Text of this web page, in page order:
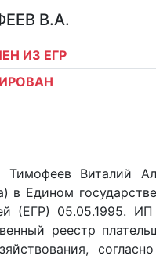
В.А.
ИЗ ЕГР
Тимофеев Виталий
в Едином
(ЕГР) 05.05.1995.
реестр